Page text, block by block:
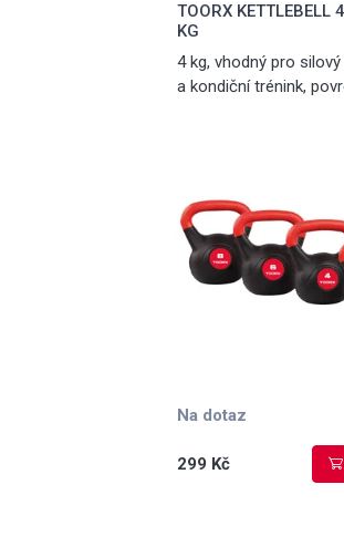
TOORX KETTLEBELL 4
KG
4 kg, vhodný pro silový
a kondiční trénink,
Na dotaz
299 Kč